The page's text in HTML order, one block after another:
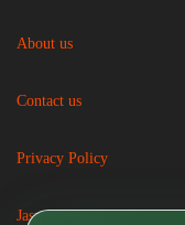
About us
Contact us
Privacy Policy
Jasa Catering